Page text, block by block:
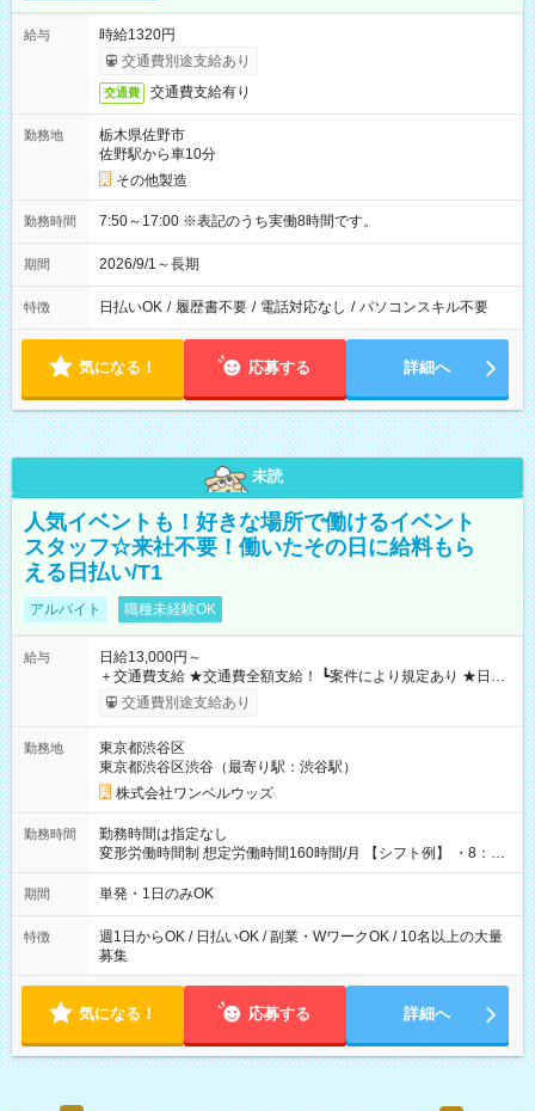
給与
時給1320円
交通費別途支給あり
交通費 交通費支給有り
勤務地
栃木県佐野市
佐野駅から車10分
その他製造
勤務時間 7:50～17:00 ※表記のうち実働8時間です。
期間 2026/9/1～長期
特徴 日払いOK / 履歴書不要 / 電話対応なし / パソコンスキル不要
気になる！ 応募する 詳細へ
未読
人気イベントも！好きな場所で働けるイベント
スタッフ☆来社不要！働いたその日に給料もら
える日払い/T1
アルバイト 職種未経験OK
給与
日給13,000円～
＋交通費支給 ★交通費全額支給！ ┗案件により規定あり ★日払
いOK！（規定あり） ┗働いたその日に現金GET♪ お仕事後はコ
ンビニATMから 日払い分を引き落とせます！ 【試用期間】試
交通費別途支給あり
勤務地
東京都渋谷区
東京都渋谷区渋谷（最寄り駅：渋谷駅）
株式会社ワンベルウッズ
勤務時間
勤務時間は指定なし
変形労働時間制 想定労働時間160時間/月 【シフト例】 ・8：00
～21：00
期間 単発・1日のみOK
特徴
週1日からOK / 日払いOK / 副業・WワークOK / 10名以上の大量
募集
気になる！ 応募する 詳細へ